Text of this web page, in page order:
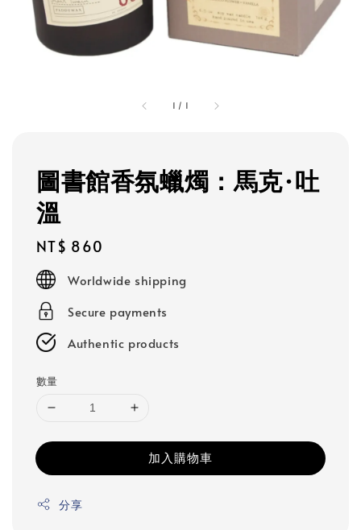
1 / 1
圖書館香氛蠟燭：馬克·吐
溫
Regular
price
NT$ 860
Worldwide shipping
Secure payments
Authentic products
數量
加入購物車
分享